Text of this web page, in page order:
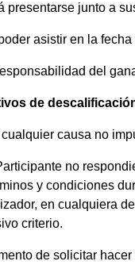
presentarse junto a
asistir en la
del
de
causa no
no
y condiciones
en cualquiera
criterio.
de solicitar